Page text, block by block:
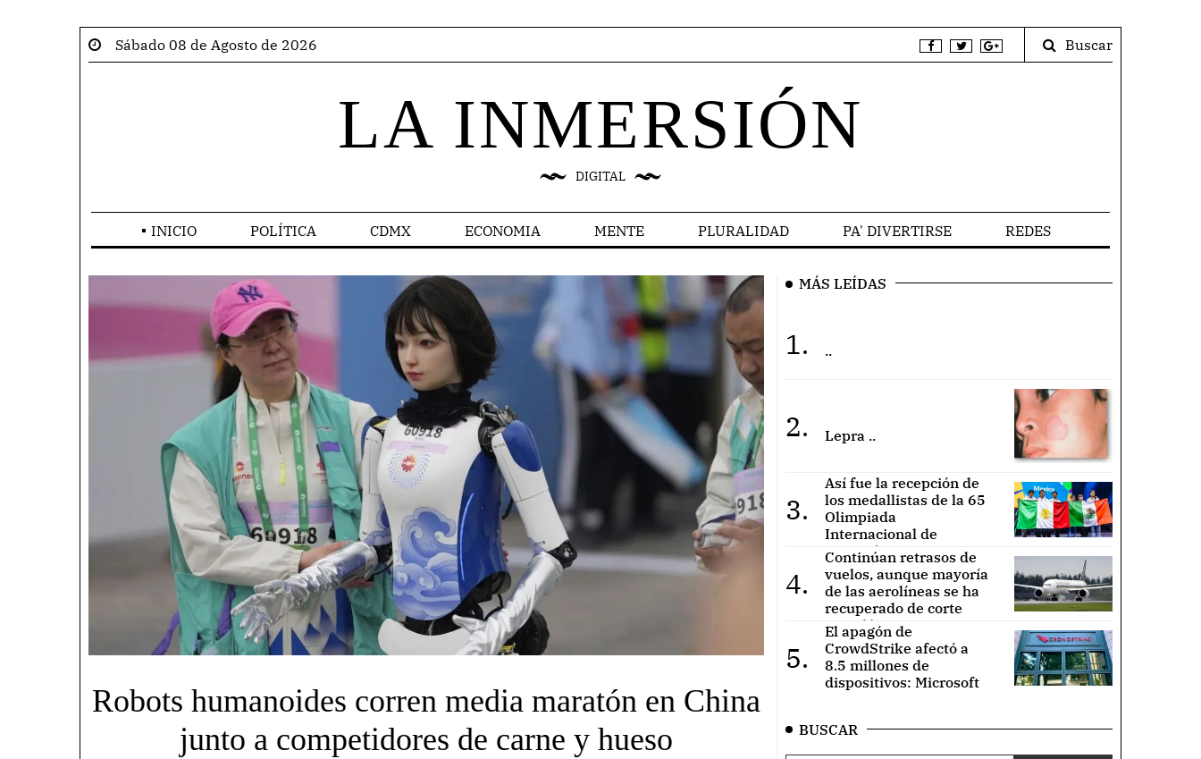
Sábado 08 de Agosto de 2026 Buscar
LA INMERSIÓN
DIGITAL
INICIO POLÍTICA CDMX ECONOMIA MENTE PLURALIDAD PA' DIVERTIRSE REDES
Robots humanoides corren media maratón en China
junto a competidores de carne y hueso
MÁS LEÍDAS
1. ..
2. Lepra ..
3.
Así fue la recepción de
los medallistas de la 65
Olimpiada
Internacional de
Matemáticas ..
4.
Continúan retrasos de
vuelos, aunque mayoría
de las aerolíneas se ha
recuperado de corte
tecnológico ..
5.
El apagón de
CrowdStrike afectó a
8.5 millones de
dispositivos: Microsoft
BUSCAR